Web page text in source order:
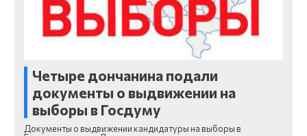
Четыре дончанина подали
документы о выдвижении на
выборы в Госдуму
Документы о выдвижении кандидатуры на выборы в